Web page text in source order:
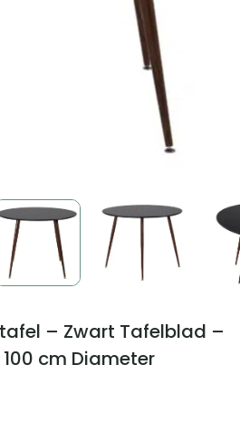
– Zwart Tafelblad –
cm Diameter